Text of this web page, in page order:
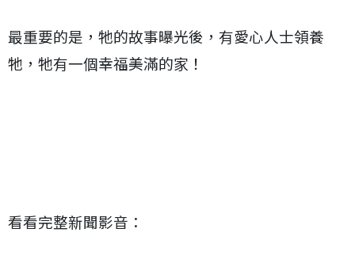
最重要的是，牠的故事曝光後，有愛心人士領養
牠，牠有一個幸福美滿的家！
看看完整新聞影音：